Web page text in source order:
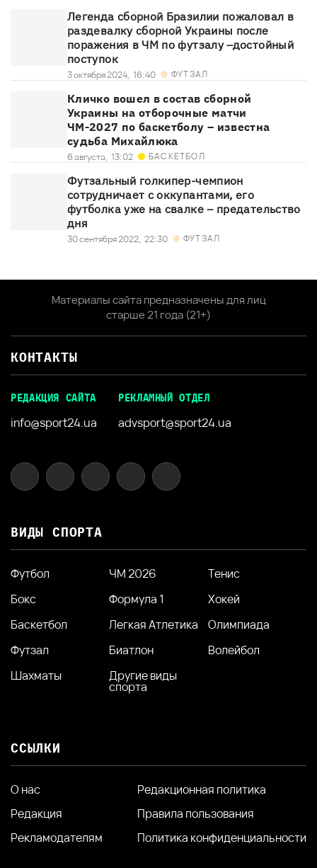
Легенда сборной Бразилии пожаловал в
раздевалку сборной Украины после
поражения в ЧМ по футзалу –достойный
поступок
3 октября 2024, 16:40 ФУТЗАЛ
Кличко вошел в состав сборной
Украины на отборочные матчи
ЧМ-2027 по баскетболу – известна
судьба Михайлюка
6 августа, 13:02 БАСКЕТБОЛ
Футзальный голкипер-чемпион
сотрудничает с оккупантами, его
футболка уже на свалке – предательство
дня
30 сентября 2022, 22:30 ФУТЗАЛ
Материалы сайта предназначены для лиц
старше 21 года (21+)
КОНТАКТЫ
РЕДАКЦИЯ САЙТА
info@sport24.ua
РЕКЛАМНЫЙ ОТДЕЛ
advsport@sport24.ua
ВИДЫ СПОРТА
Футбол ЧМ 2026
Тенис
Бокс
Формула 1
Хокей
Баскетбол
Легкая Атлетика
Олимпиада
Футзал
Биатлон
Волейбол
Шахматы
Другие виды
спорта
ССЫЛКИ
О нас
Редакция
Рекламодателям
Редакционная политика
Правила пользования
Политика конфиденциальности